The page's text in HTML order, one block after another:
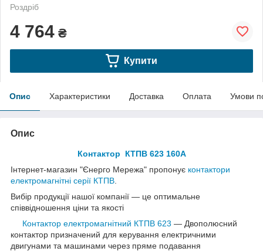
Роздріб
4 764 ₴
Купити
Опис Характеристики Доставка Оплата Умови
Опис
Контактор КТПВ 623 160А
Інтернет-магазин "Єнерго Мережа" пропонує контактори
електромагнітні серії КТПВ
Вибір продукції нашої компанії — це оптимальне
співвідношення ціни та якості
Контактор електромагнітний КТПВ 623 ― Двополюсний
контактор призначений для керування електричними
двигунами та машинами через пряме подавання